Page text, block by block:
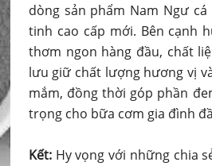
dòng sản phẩm Nam Ngư
tinh cao cấp mới. Bên cạnh
thơm ngon hàng đầu, chất
lưu giữ chất lượng hương vị
mắm, đồng thời góp phần
trọng cho bữa cơm gia đình
Kết:Hy vọng với những chia